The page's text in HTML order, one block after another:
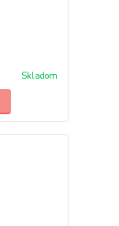
Skladom